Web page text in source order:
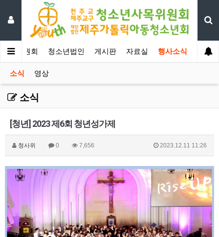
목위원회 청소년법인 게시판 자료실 행사소식
소식 영상
소식
[청년] 2023 제6회 청년성가제
청사위 0 7,656 2023.12.11 11:26